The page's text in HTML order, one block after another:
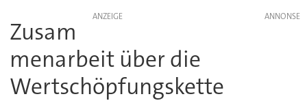
ANZEIGE
Zusam
menarbeit über die
Wertschöpfungskette